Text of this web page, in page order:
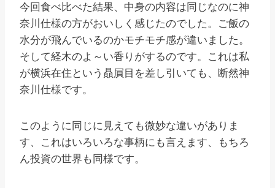
今回食べ比べた結果、中身の内容は同じなのに神
奈川仕様の方がおいしく感じたのでした。ご飯の
水分が飛んでいるのかモチモチ感が違いました。
そして経木のよ～い香りがするのです。これは私
が横浜在住という贔屓目を差し引いても、断然神
奈川仕様です。
このように同じに見えても微妙な違いがありま
す、これはいろいろな事柄にも言えます、もちろ
ん投資の世界も同様です。